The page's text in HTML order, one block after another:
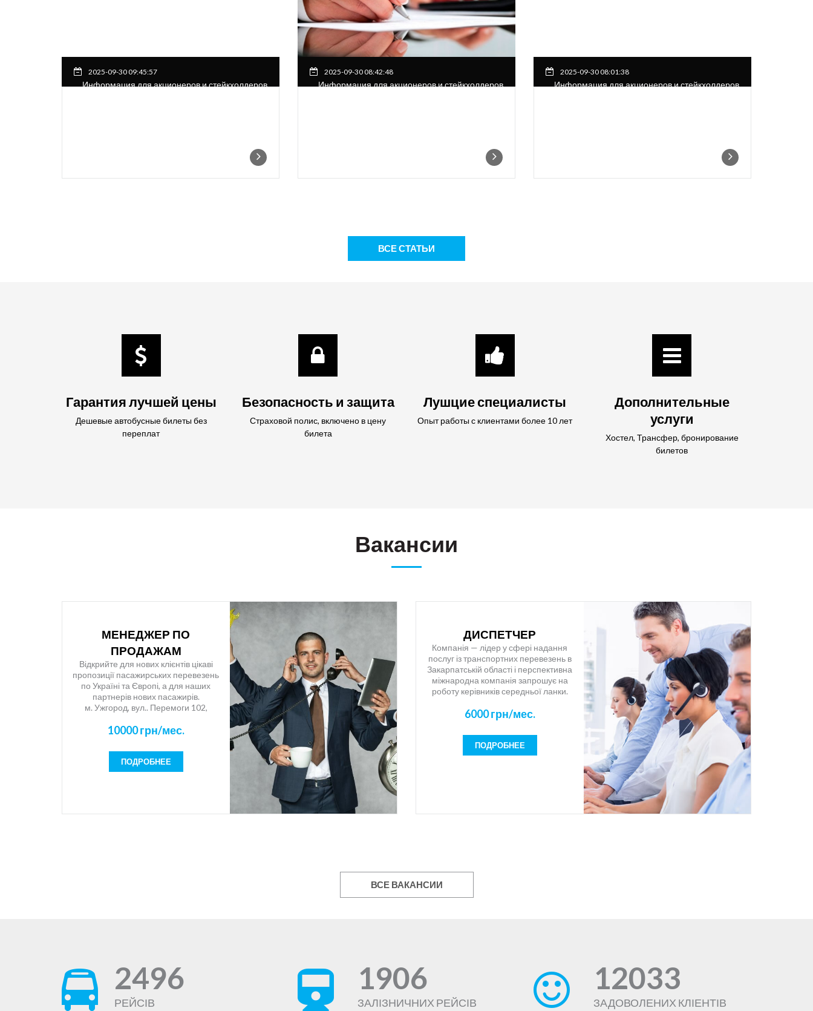
2025-09-30 09:45:57
Информация для акционеров и стейкхолдеров
2025-09-30 08:42:48
Информация для акционеров и стейкхолдеров
2025-09-30 08:01:38
Информация для акционеров и стейкхолдеров
ВСЕ СТАТЬИ
Гарантия лучшей цены
Дешевые автобусные билеты без
переплат
Безопасность и защита
Страховой полис, включено в цену
билета
Лушцие специалисты
Опыт работы с клиентами более 10 лет
Дополнительные
услуги
Хостел, Трансфер, бронирование
билетов
Вакансии
МЕНЕДЖЕР ПО
ПРОДАЖАМ
Відкрийте для нових клієнтів цікаві
пропозиції пасажирських перевезень
по Україні та Європі, а для наших
партнерів нових пасажирів.
м. Ужгород, вул.. Перемоги 102,
“Закарпатавтотранс”!
вмієте працювати з людьми, Вам
подобається навчатись, Ви легко
ця робота для Вас.
офісними програми (MS Office)
знання англійської мови
(середній рівень та вище
середнього).
10000 грн/мес.
ПОДРОБНЕЕ
ДИСПЕТЧЕР
Компанія — лідер у сфері надання
послуг із транспортних перевезень в
Закарпатській області і перспективна
міжнародна компанія запрошує на
роботу керівників середньої ланки.
націлена на результат людина тоді
запрошуємо до нас в команду!!
Вимоги:
— дисциплінованість;
виконанням плану продаж;
ввічливе спілкування з клієнтами;
2/2 з 06:00 до 18:00
2) Офіційне працевлаштування
(соціальний пакет).
6000 грн/мес.
ПОДРОБНЕЕ
ВСЕ ВАКАНСИИ
2496
РЕЙСІВ
1906
ЗАЛІЗНИЧНИХ РЕЙСІВ
12033
ЗАДОВОЛЕНИХ КЛІЕНТІВ